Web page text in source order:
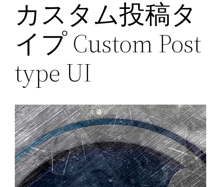
カスタム投稿タ
イプ Custom Post
type UI